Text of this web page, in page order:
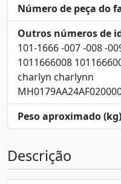
Número de peça do
Outros números de
101-1666 -007 -008 -
1011666008
charlyn charlynn
Peso aproximado (kg)
Descrição